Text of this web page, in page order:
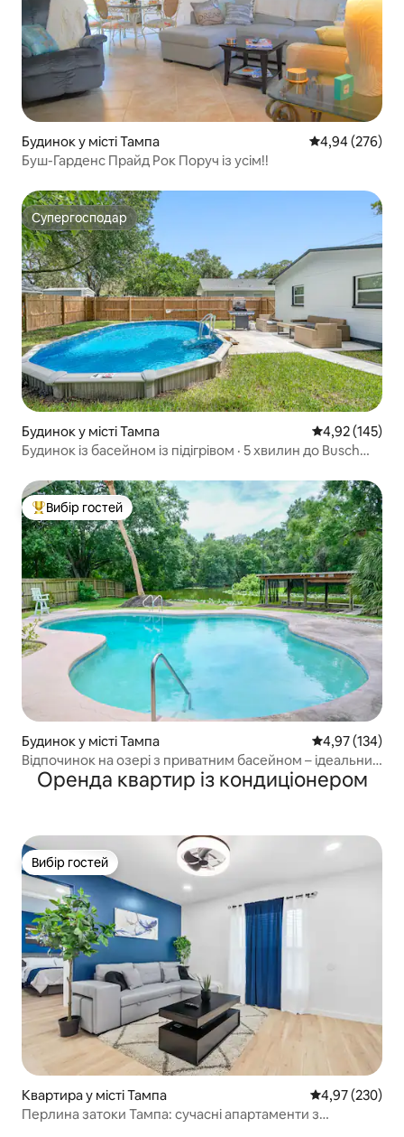
Будинок у місті Тампа Середня
4,94 (276)
Буш-Гарденс Прайд Рок Поруч із усім!!
Супергосподар
Супергосподар
Будинок у місті Тампа Середня
4,92 (145)
Будинок із басейном із підігрівом · 5 хвилин до Busch
Топ вибір гостей
Вибір гостей
Будинок у місті Тампа Середня
4,97 (134)
Відпочинок на озері з приватним басейном – ідеальний
відпочинок
Оренда квартир із кондиціонером
Вибір гостей
Вибір гостей
Квартира у місті Тампа Середня
4,97 (230)
Перлина затоки Тампа: сучасні апартаменти з